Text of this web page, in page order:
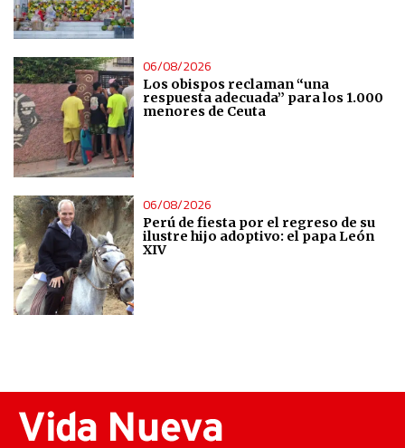
06/08/2026
Los obispos reclaman “una
respuesta adecuada” para los 1.000
menores de Ceuta
06/08/2026
Perú de fiesta por el regreso de su
ilustre hijo adoptivo: el papa León
XIV